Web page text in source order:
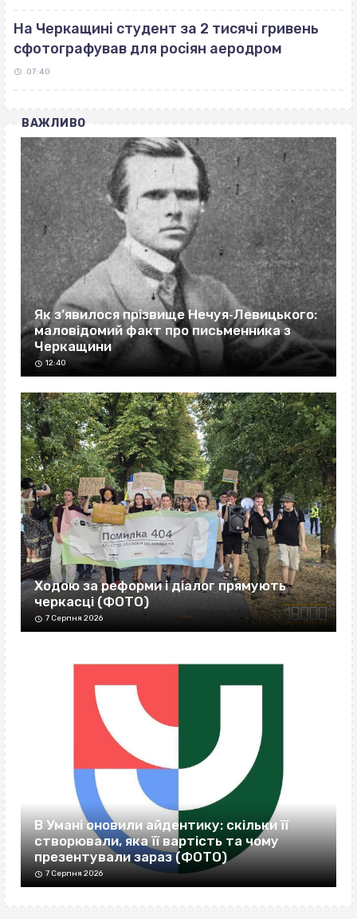
На Черкащині студент за 2 тисячі гривень
сфотографував для росіян аеродром
07:40
ВАЖЛИВО
Як з’явилося прізвище Нечуя‐Левицького:
маловідомий факт про письменника з
Черкащини
12:40
Ходою за реформи і діалог прямують
черкасці (ФОТО)
7 Серпня 2026
В Умані оновили айдентику: скільки її
створювали, яка її вартість та чому
презентували зараз (ФОТО)
7 Серпня 2026